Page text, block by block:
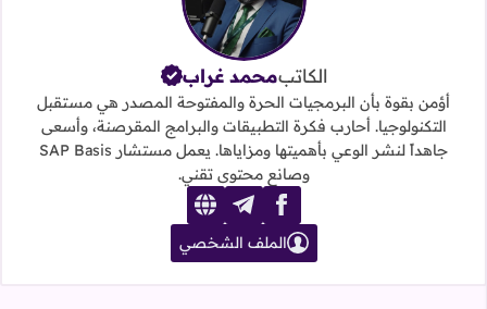
الكاتبمحمد غراب
أؤمن بقوة بأن البرمجيات الحرة والمفتوحة المصدر هي مستقبل
التكنولوجيا. أحارب فكرة التطبيقات والبرامج المقرصنة، وأسعى
جاهداً لنشر الوعي بأهميتها ومزاياها. يعمل مستشار SAP Basis
وصانع محتوى تقني.
facebook
telegram
website
الملف الشخصي